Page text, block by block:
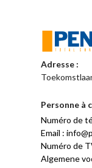
Adresse :
Personne à
Numéro de
Email :
Numéro de
Algemene